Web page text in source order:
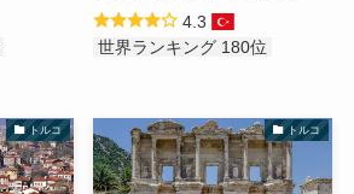
4.3
世界ランキング 180位
トルコ トルコ